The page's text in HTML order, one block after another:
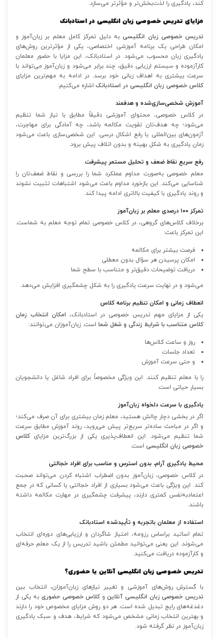
کند، یادگیری را لذت‌بخش‌تر و مؤثرتر می‌سازد.
مزایای تدریس خصوصی زبان انگلیسی در استادبانک
تدریس خصوصی زبان انگلیسیبه دلیل تمرکز کامل معلم بر زبان‌آموز و
امکان طراحی یک برنامه آموزشی اختصاصی، یکی از مؤثرترین روش‌های
یادگیری زبان محسوب می‌شود. در استادبانک، این مزایا با حضور معلمان
کارآزموده و سیستم ارزیابی دقیق، چند برابر می‌شود و زبان‌آموز می‌تواند با
سرعت بیشتری به اهداف زبانی خود برسد. در ادامه به مهم‌ترین مزایای
کلاس خصوصی زبان انگلیسی در استادبانک اشاره می‌کنیم:
آموزش شخصی‌سازی‌شده و هدفمند
در کلاس خصوصی، محتوای آموزشی دقیقاً مطابق با نیاز شما تنظیم
می‌شود؛ چه هدف‌تان تقویت مکالمه باشد، چه آمادگی برای مهاجرت،
آزمون‌های بین‌المللی یا رفع اشکال درسی. این شخصی‌سازی باعث می‌شود
زمان یادگیری به شکل بهینه و بدون اتلاف پیش برود.
رفع سریع نقاط ضعف و تحلیل مستمر پیشرفت
معلم خصوصی به‌صورت مداوم عملکرد شما را بررسی و نقاط ضعف‌تان را
شناسایی می‌کند. این بازخورد مداوم باعث می‌شود اشتباهات تثبیت نشوند
و روند یادگیری با کیفیت بالاتری ادامه پیدا کند.
تمرکز ۱۰۰ درصدی معلم بر زبان‌آموز
برخلاف کلاس‌های گروهی، در کلاس خصوصی تمام توجه معلم به شماست.
این تمرکز باعث:
فرصت بیشتر برای مکالمه
امکان پرسیدن هر سؤال بدون معطلی
دریافت توضیحات دقیق‌تر و متناسب با سطح شما
می‌شود و در نهایت سرعت یادگیری را به شکل چشمگیری افزایش می‌دهد.
انعطاف زمانی و امکان تنظیم برنامه کلاس
یکی از مزایای مهم تدریس خصوصی در استادبانک، امکان انتخاب زمان
کلاس متناسب با شرایط زندگی و شغل شما است. زبان‌آموزان می‌توانند:
روز و ساعت کلاس‌ها
تعداد جلسات
و حتی سرعت آموزش
را با معلم تنظیم کنند. این ویژگی مخصوصاً برای افراد شاغل یا دانشجویان
بسیار حیاتی است.
یادگیری با سرعت دلخواه زبان‌آموز
اگر در بخشی دچار چالش هستید، معلم زمان بیشتری برای آن صرف می‌کند؛
و اگر در مباحث ساده‌تر سریع‌تر پیش می‌روید، روند آموزش مطابق سرعت
شما تنظیم می‌شود. این انعطاف‌پذیری یکی از بزرگ‌ترین مزایای کلاس
خصوصی زبان انگلیسی است.
محیط یادگیری آرام، بدون استرس و مناسب برای افراد خجالتی
در کلاس خصوصی، زبان‌آموز بدون اضطراب اشتباه کردن می‌تواند صحبت
کند. این ویژگی باعث می‌شود بسیاری از افراد خجالتی یا کسانی که در جمع
اعتمادبه‌نفس کمتری دارند، پیشرفت چشمگیری در مهارت مکالمه داشته
باشند.
استفاده از معلمان باتجربه و تأییدشده استادبانک
تمام اساتید براساس رزومه، امتیاز شاگردان و ارزیابی‌های دوره‌ای انتخاب
می‌شوند. این یعنی می‌توانید مطمئن باشید تدریس را از یک معلم حرفه‌ای
و کارآزموده دریافت می‌کنید.
تدریس خصوصی زبان انگلیسی آنلاین یا حضوری؟
با گسترش روش‌های آموزشی و تغییر نیازهای زبان‌آموزان، انتخاب بین
تدریس خصوصی زبان انگلیسی آنلاینو کلاس خصوصی حضوری به یکی از
دغدغه‌های رایج تبدیل شده است. هر دو روش مزایای مخصوص خود را دارند
و بهترین انتخاب زمانی مشخص می‌شود که شرایط، هدف و سبک یادگیری
زبان‌آموز در نظر گرفته شود.